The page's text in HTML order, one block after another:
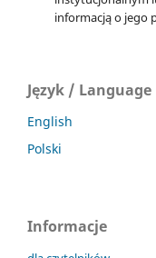
informacją o jego
Język / Language
English
Polski
Informacje